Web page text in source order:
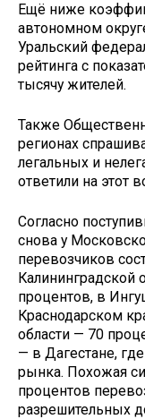
Ещё ниже
автономном
Уральский
рейтинга с
тысячу жителей.
Также
регионах
легальных и
ответили на этот
Согласно
снова у
перевозчиков
Калининградской
процентов, в
Краснодарском
области — 70
— в Дагестане,
рынка. Похожая
процентов
разрешительных